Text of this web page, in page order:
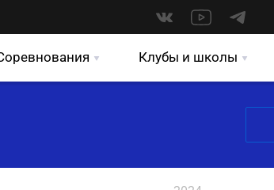
Клубы и школы